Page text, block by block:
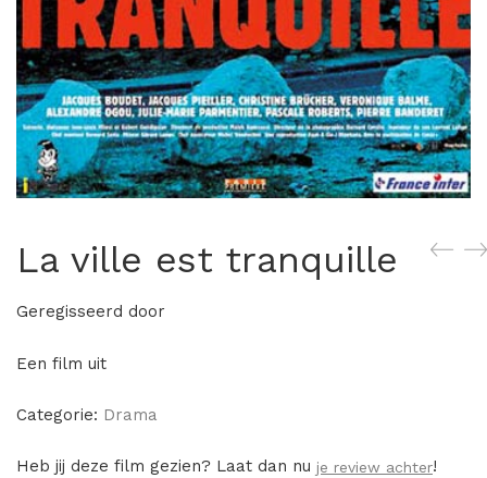
La ville est tranquille
Geregisseerd door
Een film uit
Categorie: Drama
Heb jij deze film gezien? Laat dan nu je review achter!